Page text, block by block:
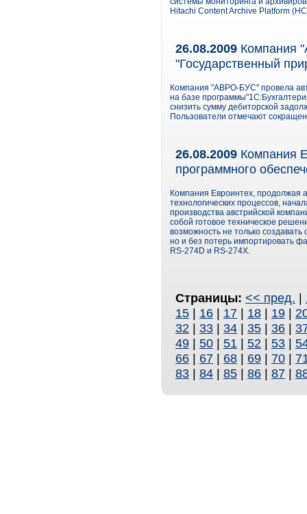
Hitachi Content Archive Platform
26.08.2009 Компания
"Государственный
Компания "АВРО-БУС" провела
на базе
снизить сумму дебиторской
Пользователи отмечают
26.08.2009 Компания
программного
Компания Евроинтех, продолжая
технологических процессов,
производства австрийской
собой готовое техническое
возможность не только
но и без потерь импортировать
RS-274D и RS-274X.
Страницы: << пред. |
15 | 16 | 17 | 18 | 19 |
32 | 33 | 34 | 35 | 36 |
49 | 50 | 51 | 52 | 53 |
66 | 67 | 68 | 69 | 70 |
83 | 84 | 85 | 86 | 87 |